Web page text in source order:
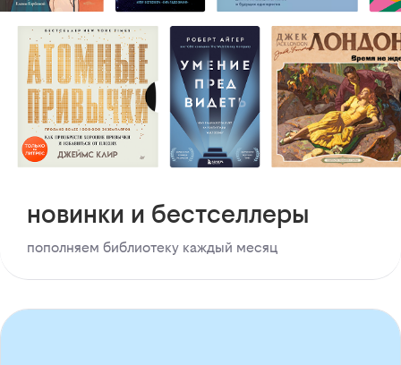
новинки и бестселлеры
пополняем библиотеку каждый месяц